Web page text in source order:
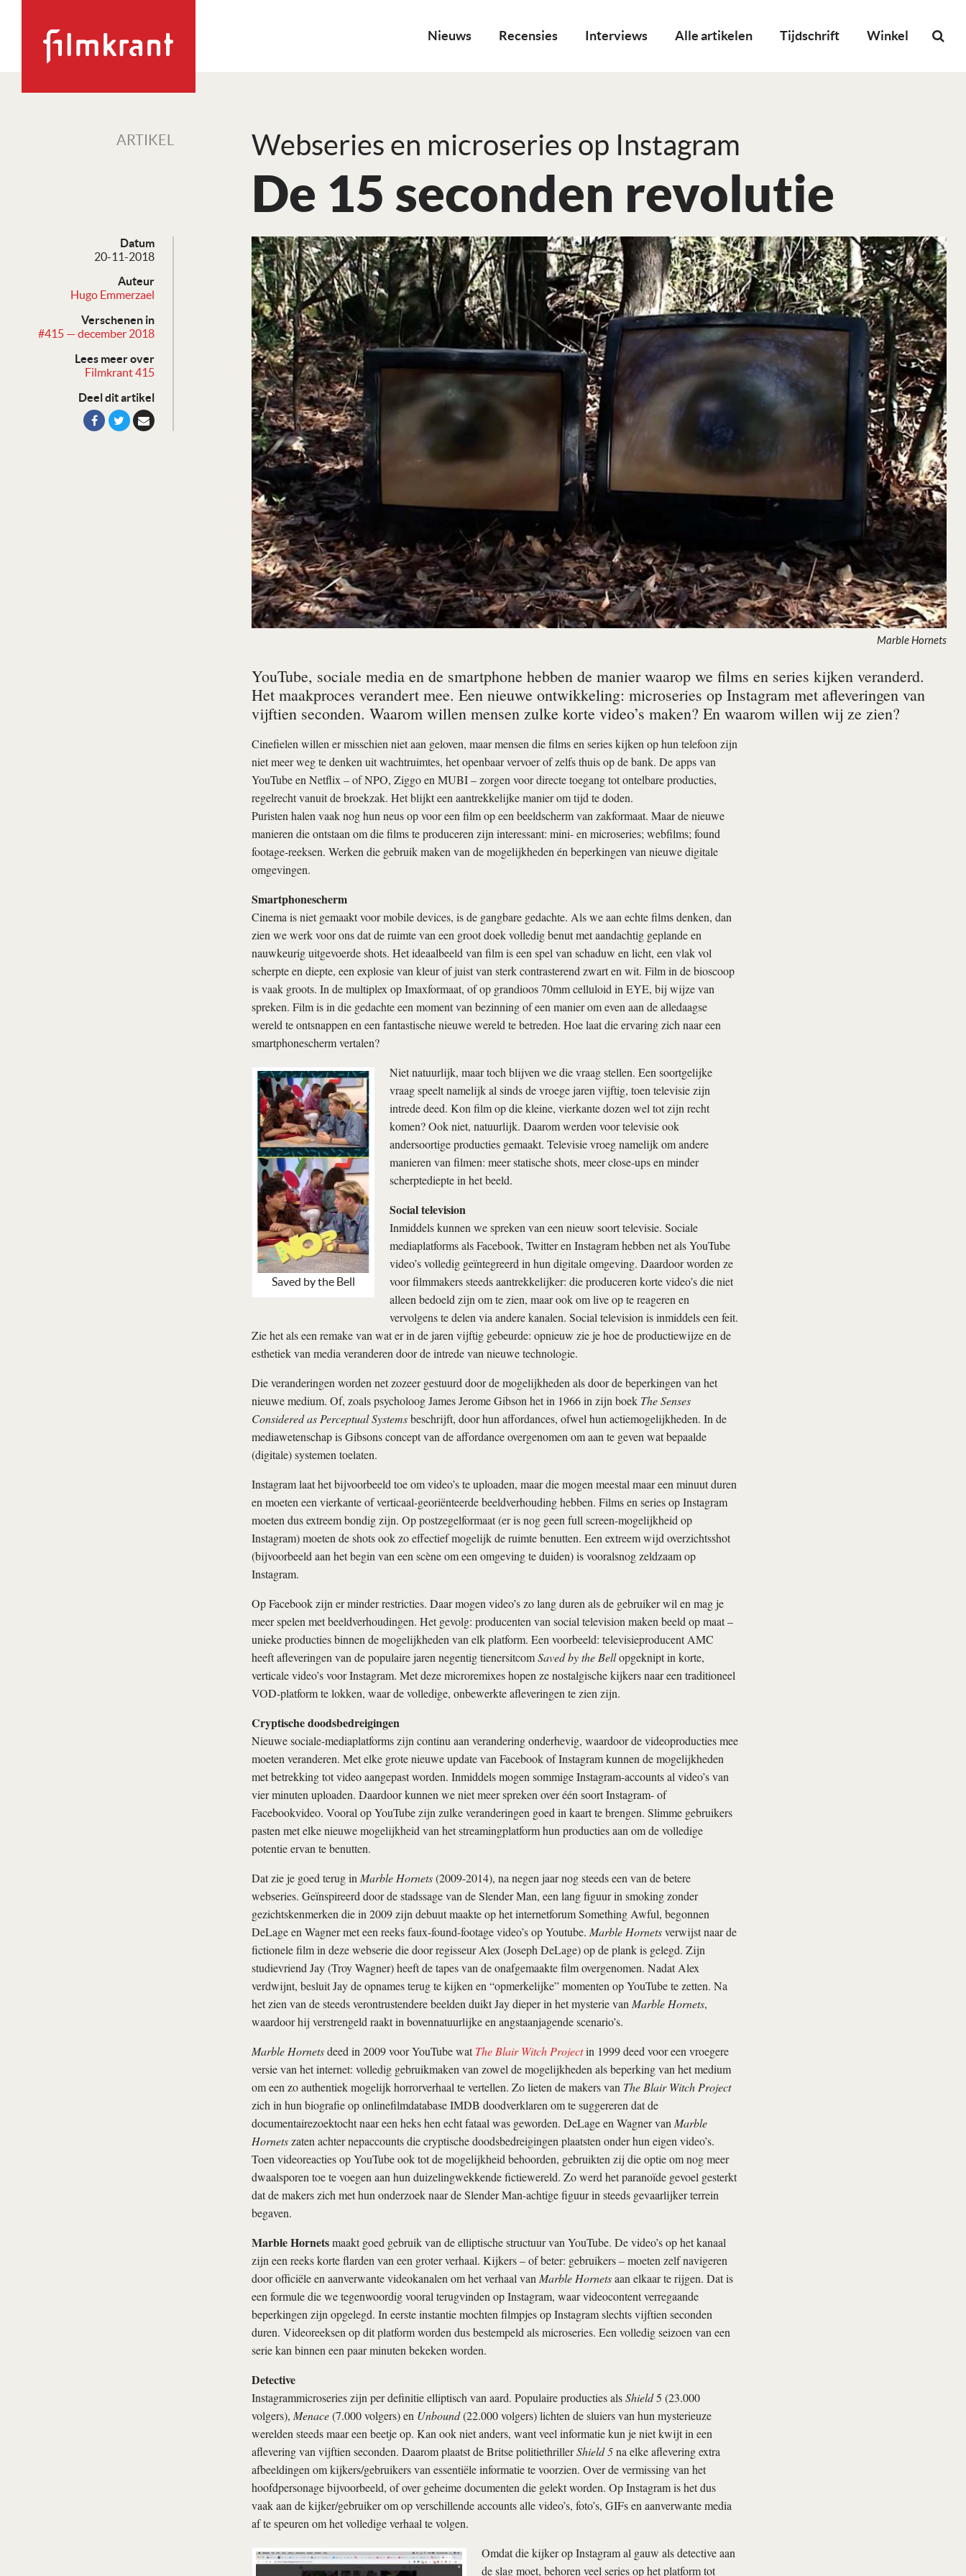
Nieuws Recensies Interviews Alle artikelen Tijdschrift Winkel
ARTIKEL Webseries en microseries op Instagram
De 15 seconden revolutie
Datum
20-11-2018
Auteur
Hugo Emmerzael
Verschenen in
#415 — december 2018
Lees meer over
Filmkrant 415
Deel dit artikel
Marble Hornets
YouTube, sociale media en de smartphone hebben de manier waarop we films en series kijken veranderd.
Het maakproces ver­andert mee. Een nieuwe ontwik­ke­ling: microseries op Instagram met afleveringen van
vijftien seconden. Waarom willen men­sen zulke korte video’s maken? En waarom willen wij ze zien?
Cinefielen willen er misschien niet aan geloven, maar mensen die films en series kijken op hun telefoon zijn
niet meer weg te denken uit wachtruimtes, het openbaar vervoer of zelfs thuis op de bank. De apps van
YouTube en Netflix – of NPO, Ziggo en MUBI – zorgen voor directe toegang tot ontelbare producties,
regelrecht vanuit de broekzak. Het blijkt een aantrekkelijke manier om tijd te doden.
Puristen halen vaak nog hun neus op voor een film op een beeldscherm van zakformaat. Maar de nieuwe
manieren die ontstaan om die films te produceren zijn interessant: mini- en microseries; webfilms; found
footage-reeksen. Werken die gebruik maken van de mogelijkheden én beperkingen van nieuwe digitale
omgevingen.
Smartphonescherm
Cinema is niet gemaakt voor mobile devices, is de gangbare gedachte. Als we aan echte films denken, dan
zien we werk voor ons dat de ruimte van een groot doek volledig benut met aandachtig geplande en
nauwkeurig uitgevoerde shots. Het ideaalbeeld van film is een spel van schaduw en licht, een vlak vol
scherpte en diepte, een explosie van kleur of juist van sterk contrasterend zwart en wit. Film in de bioscoop
is vaak groots. In de multiplex op Imaxformaat, of op grandioos 70mm celluloid in EYE, bij wijze van
spreken. Film is in die gedachte een moment van bezinning of een manier om even aan de alledaagse
wereld te ontsnappen en een fantastische nieuwe wereld te betreden. Hoe laat die ervaring zich naar een
smartphonescherm vertalen?
Saved by the Bell
Niet natuurlijk, maar toch blijven we die vraag stellen. Een soortgelijke
vraag speelt namelijk al sinds de vroege jaren vijftig, toen televisie zijn
intrede deed. Kon film op die kleine, vierkante dozen wel tot zijn recht
komen? Ook niet, natuurlijk. Daarom werden voor televisie ook
andersoortige producties gemaakt. Televisie vroeg namelijk om andere
manieren van filmen: meer statische shots, meer close-ups en minder
scherptediepte in het beeld.
Social television
Inmiddels kunnen we spreken van een nieuw soort televisie. Sociale
mediaplatforms als Facebook, Twitter en Instagram hebben net als YouTube
video’s volledig geïntegreerd in hun digitale omgeving. Daardoor worden ze
voor filmmakers steeds aantrekkelijker: die produceren korte video’s die niet
alleen bedoeld zijn om te zien, maar ook om live op te reageren en
vervolgens te delen via andere kanalen. Social television is inmiddels een feit.
Zie het als een remake van wat er in de jaren vijftig gebeurde: opnieuw zie je hoe de productiewijze en de
esthetiek van media veranderen door de intrede van nieuwe technologie.
Die veranderingen worden net zozeer gestuurd door de mogelijkheden als door de beperkingen van het
nieuwe medium. Of, zoals psycholoog James Jerome Gibson het in 1966 in zijn boek The Senses
Considered as Perceptual Systemsbeschrijft, door hun affordances, ofwel hun actiemogelijkheden. In de
mediawetenschap is Gibsons concept van de affordance overgenomen om aan te geven wat bepaalde
(digitale) systemen toelaten.
Instagram laat het bijvoorbeeld toe om video’s te uploaden, maar die mogen meestal maar een minuut duren
en moeten een vierkante of verticaal-georiënteerde beeldverhouding hebben. Films en series op Instagram
moeten dus extreem bondig zijn. Op postzegelformaat (er is nog geen full screen-mogelijkheid op
Instagram) moeten de shots ook zo effectief mogelijk de ruimte benutten. Een extreem wijd overzichtsshot
(bijvoorbeeld aan het begin van een scène om een omgeving te duiden) is vooralsnog zeldzaam op
Instagram.
Op Facebook zijn er minder restricties. Daar mogen video’s zo lang duren als de gebruiker wil en mag je
meer spelen met beeldverhoudingen. Het gevolg: producenten van social television maken beeld op maat –
unieke producties binnen de mogelijkheden van elk platform. Een voorbeeld: televisieproducent AMC
heeft afleveringen van de populaire jaren negentig tienersitcomSaved by the Bellopgeknipt in korte,
verticale video’s voor Instagram. Met deze microremixes hopen ze nostalgische kijkers naar een traditioneel
VOD-platform te lokken, waar de volledige, onbewerkte afleveringen te zien zijn.
Cryptische doodsbedreigingen
Nieuwe sociale-mediaplatforms zijn continu aan verandering onderhevig, waardoor de videoproducties mee
moeten veranderen. Met elke grote nieuwe update van Facebook of Instagram kunnen de mogelijkheden
met betrekking tot video aangepast worden. Inmiddels mogen sommige Instagram-accounts al video’s van
vier minuten uploaden. Daardoor kunnen we niet meer spreken over één soort Instagram- of
Facebookvideo. Vooral op YouTube zijn zulke veranderingen goed in kaart te brengen. Slimme gebruikers
pasten met elke nieuwe mogelijkheid van het streamingplatform hun producties aan om de volledige
potentie ervan te benutten.
Dat zie je goed terug in Marble Hornets(2009-2014), na negen jaar nog steeds een van de betere
webseries. Geïnspireerd door de stadssage van de Slender Man, een lang figuur in smoking zonder
gezichtskenmerken die in 2009 zijn debuut maakte op het internetforum Something Awful, begonnen
DeLage en Wagner met een reeks faux-found-footage video’s op Youtube. Marble Hornetsverwijst naar de
fictionele film in deze webserie die door regisseur Alex (Joseph DeLage) op de plank is gelegd. Zijn
studievriend Jay (Troy Wagner) heeft de tapes van de onafgemaakte film overgenomen. Nadat Alex
verdwijnt, besluit Jay de opnames terug te kijken en “opmerkelijke” momenten op YouTube te zetten. Na
het zien van de steeds verontrustendere beelden duikt Jay dieper in het mysterie van Marble Hornets,
waardoor hij verstrengeld raakt in bovennatuurlijke en angstaanjagende scenario’s.
Marble Hornetsdeed in 2009 voor YouTube watThe Blair Witch Projectin 1999 deed voor een vroegere
versie van het internet: volledig gebruikmaken van zowel de mogelijkheden als beperking van het medium
om een zo authentiek mogelijk horrorverhaal te vertellen. Zo lieten de makers van The Blair Witch Project
zich in hun biografie op onlinefilmdatabase IMDB doodverklaren om te suggereren dat de
documentairezoektocht naar een heks hen echt fataal was geworden. DeLage en Wagner van Marble
Hornetszaten achter nepaccounts die cryptische doodsbedreigingen plaatsten onder hun eigen video’s.
Toen videoreacties op YouTube ook tot de mogelijkheid behoorden, gebruikten zij die optie om nog meer
dwaalsporen toe te voegen aan hun duizelingwekkende fictiewereld. Zo werd het paranoïde gevoel gesterkt
dat de makers zich met hun onderzoek naar de Slender Man-achtige figuur in steeds gevaarlijker terrein
begaven.
Marble Hornetsmaakt goed gebruik van de elliptische structuur van YouTube. De video’s op het kanaal
zijn een reeks korte flarden van een groter verhaal. Kijkers – of beter: gebruikers – moeten zelf navigeren
door officiële en aanverwante videokanalen om het verhaal van Marble Hornetsaan elkaar te rijgen. Dat is
een formule die we tegenwoordig vooral terugvinden op Instagram, waar videocontent verregaande
beperkingen zijn opgelegd. In eerste instantie mochten filmpjes op Instagram slechts vijftien seconden
duren. Videoreeksen op dit platform worden dus bestempeld als microseries. Een volledig seizoen van een
serie kan binnen een paar minuten bekeken worden.
Detective
Instagrammicroseries zijn per definitie elliptisch van aard. Populaire producties alsShield5 (23.000
volgers), Menace(7.000 volgers) en Unbound(22.000 volgers) lichten de sluiers van hun mysterieuze
werelden steeds maar een beetje op. Kan ook niet anders, want veel informatie kun je niet kwijt in een
aflevering van vijftien seconden. Daarom plaatst de Britse politiethrillerShield 5na elke aflevering extra
afbeeldingen om kijkers/gebruikers van essentiële informatie te voorzien. Over de vermissing van het
hoofdpersonage bijvoorbeeld, of over geheime documenten die gelekt worden. Op Instagram is het dus
vaak aan de kijker/gebruiker om op verschillende accounts alle video’s, foto’s, GIFs en aanverwante media
af te speuren om het volledige verhaal te volgen.
Omdat die kijker op Instagram al gauw als detective aan
de slag moet, behoren veel series op het platform tot